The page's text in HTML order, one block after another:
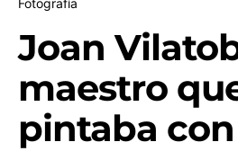
Fotografía
Joan
maestro
pintaba